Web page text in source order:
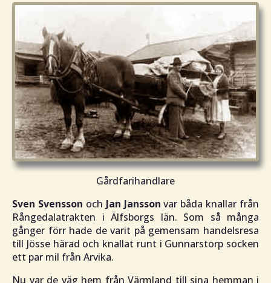
Gårdfarihandlare
Sven Svensson och Jan Jansson var båda knallar från
Rångedalatrakten i Älfsborgs län. Som så många
gånger förr hade de varit på gemensam handelsresa
till Jösse härad och knallat runt i Gunnarstorp socken
ett par mil från Arvika.
Nu var de väg hem från Värmland till sina hemman i